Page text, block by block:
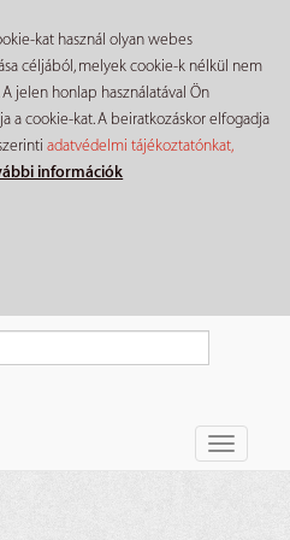
kat használ olyan webes
céljából, melyek cookie-k nélkül nem
jelen honlap használatával Ön
a cookie-kat. A beiratkozáskor elfogadja
adatvédelmi tájékoztatónkat,
információk
Toggle